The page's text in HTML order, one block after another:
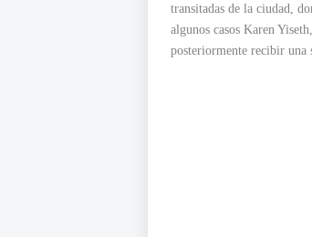
transitadas de la ciudad,
algunos casos Karen
posteriormente recibir una